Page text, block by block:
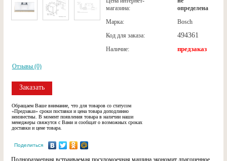
магазина:
определена
Марка:
Bosch
Код для заказа:
494361
Наличие: предзаказ
Отзывы (0)
Заказать
Обращаем Ваше внимание, что для товаров со статусом
«Предзаказ» сроки поставки и цена товара доподлинно
неизвестны. В момент появления товара в наличии наши
менеджеры свяжутся с Вами и сообщат о возможных сроках
доставки и цене товара.
Поделиться
Полноразмерная встраиваемая посудомоечная машина экономит драгоценное